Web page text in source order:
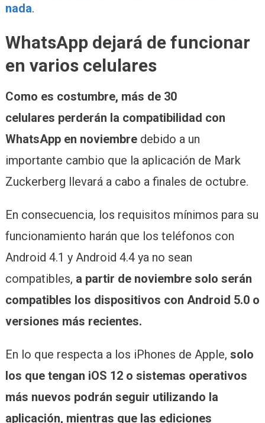
nada.
WhatsApp dejará de funcionar
en varios celulares
Como es costumbre, más de 30
celulares perderán la compatibilidad con
WhatsApp en noviembre debido a un
importante cambio que la aplicación de Mark
Zuckerberg llevará a cabo a finales de octubre.
En consecuencia, los requisitos mínimos para su
funcionamiento harán que los teléfonos con
Android 4.1 y Android 4.4 ya no sean
compatibles, a partir de noviembre solo serán
compatibles los dispositivos con Android 5.0 o
versiones más recientes.
En lo que respecta a los iPhones de Apple, solo
los que tengan iOS 12 o sistemas operativos
más nuevos podrán seguir utilizando la
aplicación, mientras que las ediciones